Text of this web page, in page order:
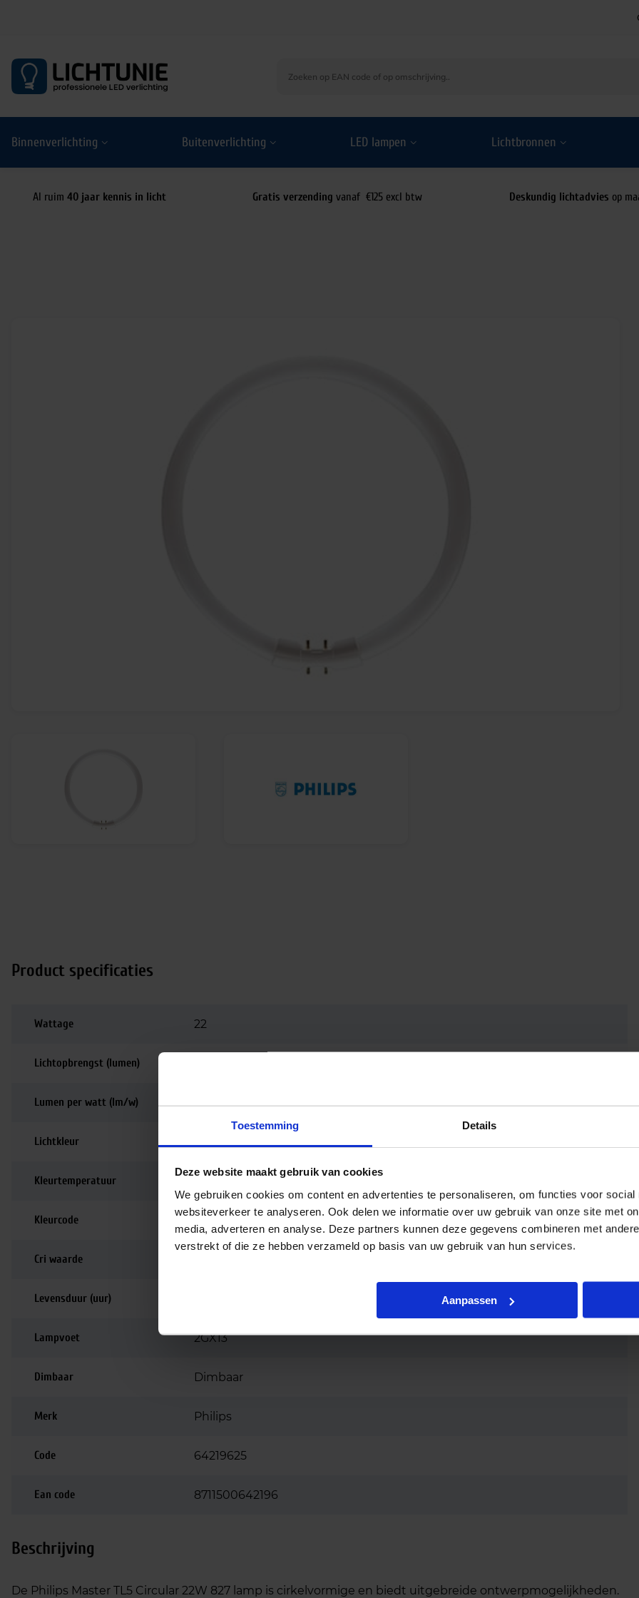
Toestemming Details
Deze website maakt gebruik van cookies
We gebruiken cookies om content en advertenties te personaliseren, om functies voor social
websiteverkeer te analyseren. Ook delen we informatie over uw gebruik van onze site met
media, adverteren en analyse. Deze partners kunnen deze gegevens combineren met
verstrekt of die ze hebben verzameld op basis van uw gebruik van hun services.
Aanpassen
Binnenverlichting Buitenverlichting LED lampen Lichtbronnen
Al ruim 40 jaar kennis in licht Gratis verzending vanaf €125 excl btw Deskundig lichtadvies op
Product specificaties
Wattage 22
Lichtopbrengst (lumen)
Lumen per watt (lm/w) 82
Lichtkleur 2700K
Kleurtemperatuur 2700K | Zeer warm wit
Kleurcode 827
Cri waarde
Levensduur (uur)
Lampvoet 2GX13
Dimbaar Dimbaar
Merk Philips
Code 64219625
Ean code 8711500642196
Beschrijving
De Philips Master TL5 Circular 22W 827 lamp is cirkelvormige en biedt uitgebreide ontwerpmogelijkheden.